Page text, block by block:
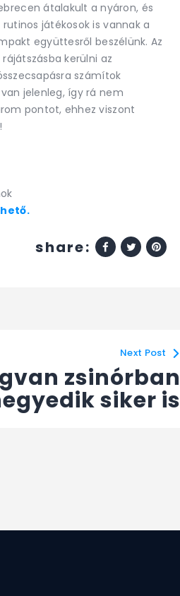
átalakult a nyáron, és
játékosok is vannak a
együttesről beszélünk. Az
kerülni az
számítok
jelenleg, így rá nem
pontot, ehhez viszont
share:
Next Post
zsinórban
siker is